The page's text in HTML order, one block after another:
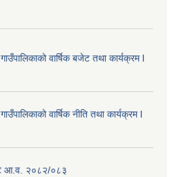
वार्षिक बजेट तथा कार्यक्रम l
वार्षिक नीति तथा कार्यक्रम l
आ.व. २०८२/०८३